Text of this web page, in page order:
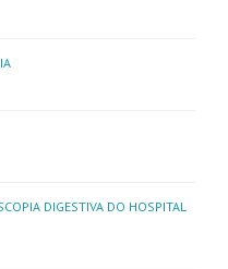
DIGESTIVA DO HOSPITAL